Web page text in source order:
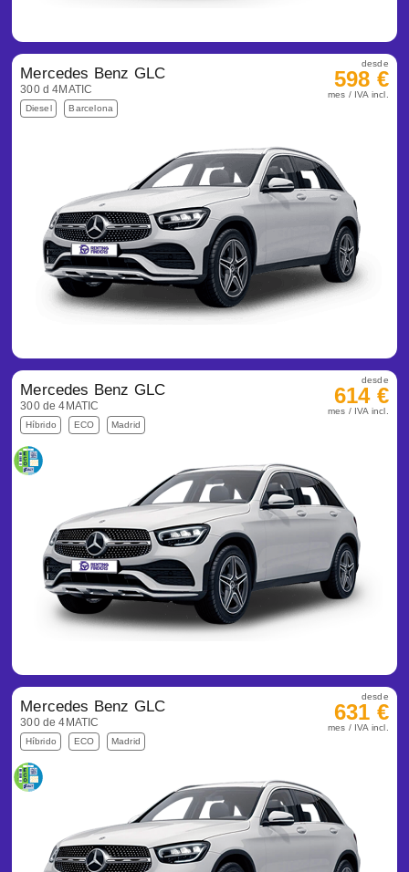
Mercedes Benz GLC
300 d 4MATIC
Diesel Barcelona
desde
598 €
mes / IVA incl.
Mercedes Benz GLC
300 de 4MATIC
Híbrido ECO Madrid
desde
614 €
mes / IVA incl.
Mercedes Benz GLC
300 de 4MATIC
Híbrido ECO Madrid
desde
631 €
mes / IVA incl.